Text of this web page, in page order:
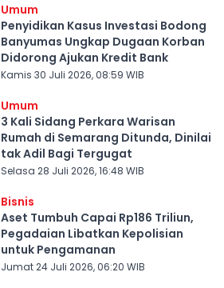
Umum
Penyidikan Kasus Investasi Bodong
Banyumas Ungkap Dugaan Korban
Didorong Ajukan Kredit Bank
Kamis 30 Juli 2026, 08:59 WIB
Umum
3 Kali Sidang Perkara Warisan
Rumah di Semarang Ditunda, Dinilai
tak Adil Bagi Tergugat
Selasa 28 Juli 2026, 16:48 WIB
Bisnis
Aset Tumbuh Capai Rp186 Triliun,
Pegadaian Libatkan Kepolisian
untuk Pengamanan
Jumat 24 Juli 2026, 06:20 WIB